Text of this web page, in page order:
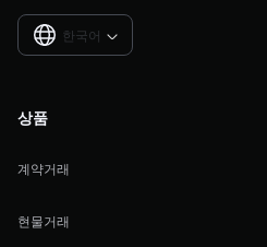
한국어 
상품
계약거래
현물거래